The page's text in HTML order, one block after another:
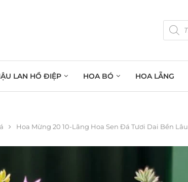
LAN HỒ ĐIỆP HOA BÓ HOA LẴNG
Hoa Mừng 20 10-Lãng Hoa Sen Đá Tươi Dai Bền Lâu